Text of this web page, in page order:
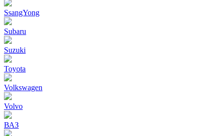
SsangYong
Subaru
Suzuki
Toyota
Volkswagen
Volvo
ВАЗ